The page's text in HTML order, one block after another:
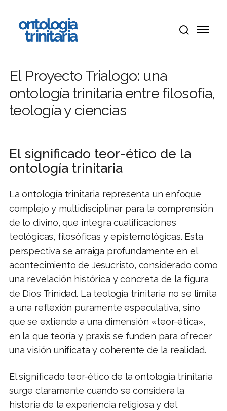
contenido
principal
buscar
Menú
El Proyecto Trialogo: una
ontología trinitaria entre filosofía,
teología y ciencias
El significado teor-ético de la
ontología trinitaria
La ontología trinitaria representa un enfoque
complejo y multidisciplinar para la comprensión
de lo divino, que integra cualificaciones
teológicas, filosóficas y epistemológicas. Esta
perspectiva se arraiga profundamente en el
acontecimiento de Jesucristo, considerado como
una revelación histórica y concreta de la figura
de Dios Trinidad. La teología trinitaria no se limita
a una reflexión puramente especulativa, sino
que se extiende a una dimensión «teor-ética»,
en la que teoría y praxis se funden para ofrecer
una visión unificata y coherente de la realidad.
El significado teor-ético de la ontología trinitaria
surge claramente cuando se considera la
historia de la experiencia religiosa y del